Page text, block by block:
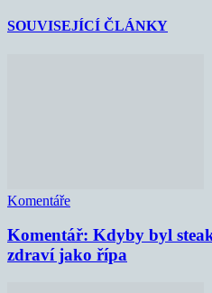
SOUVISEJÍCÍ ČLÁNKY
Komentáře
Komentář: Kdyby byl
zdraví jako řípa